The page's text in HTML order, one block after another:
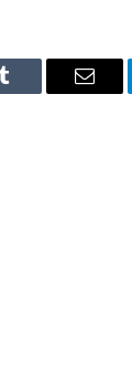
Tumblr Email